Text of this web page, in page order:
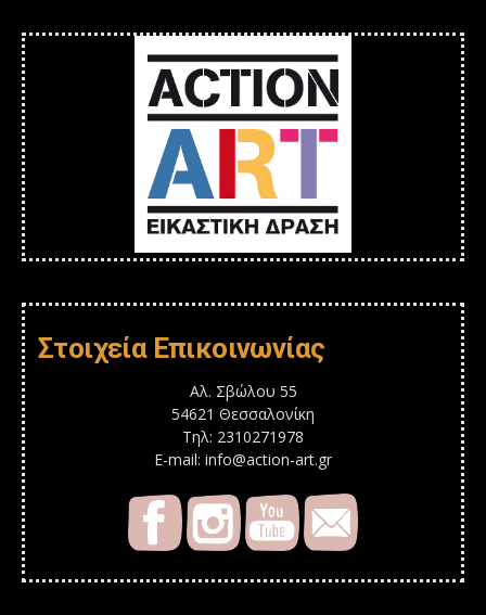
Στοιχεία Επικοινωνίας
Αλ. Σβώλου 55
54621 Θεσσαλονίκη
Τηλ: 2310271978
E-mail: info@action-art.gr